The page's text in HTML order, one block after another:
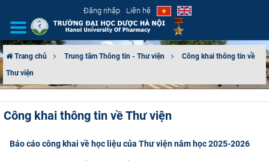
Đăng nhập Liên hệ
GIỚI THIỆU
CƠ CẤU TỔ CHỨC
TUYỂN SINH
Trang chủ Trung tâm Thông tin - Thư viện
Công khai thông tin về
Thư viện
Công khai thông tin về Thư viện
Báo cáo công khai về học liệu của Thư viện năm học 2025-2026